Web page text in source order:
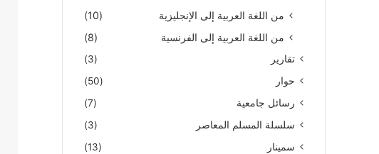
من اللغة العربية إلى الإنجليزية
(10)
من اللغة العربية إلى الفرنسية
(8)
تقارير
(3)
حوار
(50)
رسائل جامعية
(7)
سلسلة المسلم المعاصر
(3)
سمينار
(13)